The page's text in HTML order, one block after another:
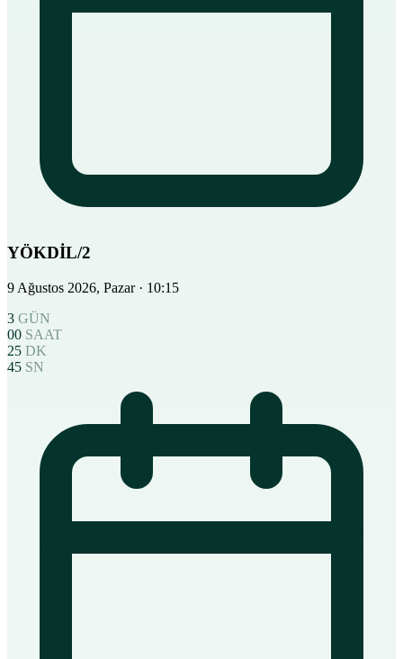
YÖKDİL/2
9 Ağustos 2026, Pazar · 10:15
3 GÜN
00 SAAT
25 DK
44 SN